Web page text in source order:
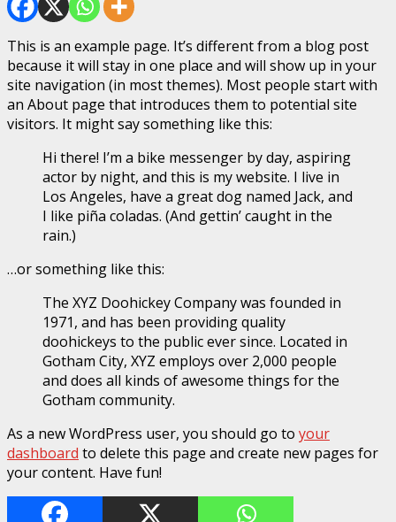
This is an example page. It’s different from a blog post
because it will stay in one place and will show up in your
site navigation (in most themes). Most people start with
an About page that introduces them to potential site
visitors. It might say something like this:
Hi there! I’m a bike messenger by day, aspiring
actor by night, and this is my website. I live in
Los Angeles, have a great dog named Jack, and
I like piña coladas. (And gettin’ caught in the
rain.)
…or something like this:
The XYZ Doohickey Company was founded in
1971, and has been providing quality
doohickeys to the public ever since. Located in
Gotham City, XYZ employs over 2,000 people
and does all kinds of awesome things for the
Gotham community.
As a new WordPress user, you should go to your
dashboard to delete this page and create new pages for
your content. Have fun!